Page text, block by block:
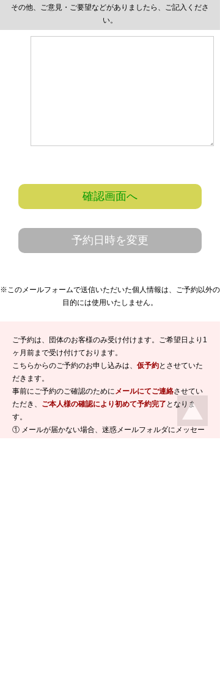
その他、ご意見・ご要望などがありましたら、ご記入くださ
い。
確認画面へ
予約日時を変更
※このメールフォームで送信いただいた個人情報は、ご予約以外の
目的には使用いたしません。
ご予約は、団体のお客様のみ受け付けます。ご希望日より1
ヶ月前まで受け付けております。
こちらからのご予約のお申し込みは、 仮予約とさせていた
だきます。
事前にご予約のご確認のためにメールにてご連絡させてい
ただき、 ご本人様の確認により初めて予約完了 となりま
す。
① メールが届かない場合、迷惑メールフォルダにメッセー